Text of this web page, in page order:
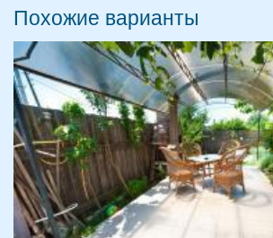
Похожие варианты